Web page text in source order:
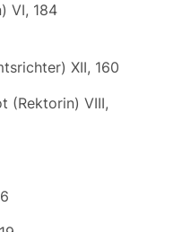
VI, 184
XII, 160
(Rektorin) VIII,